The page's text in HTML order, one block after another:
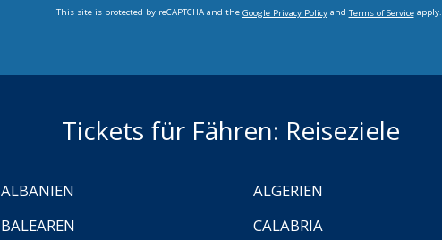
This site is protected by reCAPTCHA and the Google Privacy Policyand Terms of Serviceapply.
Tickets für Fähren: Reiseziele
ALBANIEN ALGERIEN
BALEAREN CALABRIA